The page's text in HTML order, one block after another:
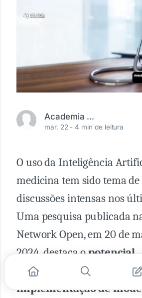
Academia Médica
mar. 22 -4 min de leitura
O uso da Inteligência
medicina tem sido tema de
discussões intensas nos
Uma pesquisa publicada
Network Open, em 20 de
2024, destaca opotencial
revolucionário e os
implementação de